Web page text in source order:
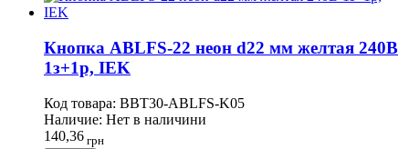
Кнопка ABLFS-22 неон d22 мм желтая 240В
1з+1р, IEK
Код товара: BBT30-ABLFS-K05
Наличие: Нет в наличини
140,36 грн